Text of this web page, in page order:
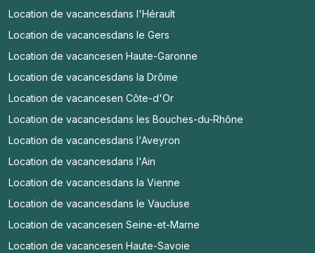
Location de vacancesdans l'Hérault
Location de vacancesdans le Gers
Location de vacancesen Haute-Garonne
Location de vacancesdans la Drôme
Location de vacancesen Côte-d'Or
Location de vacancesdans les Bouches-du-Rhône
Location de vacancesdans l'Aveyron
Location de vacancesdans l'Ain
Location de vacancesdans la Vienne
Location de vacancesdans le Vaucluse
Location de vacancesen Seine-et-Marne
Location de vacancesen Haute-Savoie